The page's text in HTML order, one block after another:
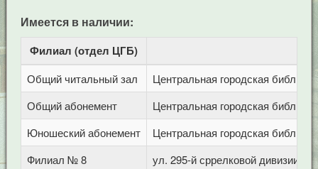
Имеется в наличии:
Филиал (отдел ЦГБ)
Общий читальный зал
Центральная городская
Общий абонемент
Центральная городская
Юношеский абонемент
Центральная городская
Филиал № 8
ул. 295-й сррелковой дивизии,